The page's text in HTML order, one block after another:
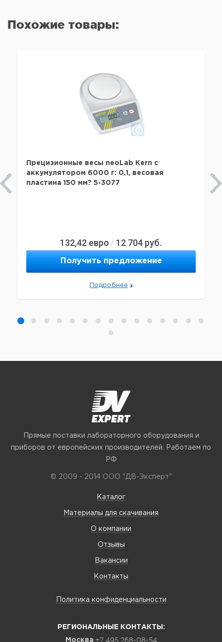
Похожие товары:
Прецизионные весы neoLab Kern с
аккумулятором 6000 г: 0,1, весовая
пластина 150 мм? 5-3077
132,42 евро / 12 704 руб.
Получить предложение
Подробнее
Прямые поставки лабораторного оборудования и
приборов от европейских производителей. Работаем по
РФ
© 2009 - 2014 ООО "ДВ-Эксперт"
Каталог
Материалы для скачивания
О компании
Отзывы
Вакансии
Контакты
Политика конфиденциальности
РЕГИОНАЛЬНЫЕ КОНТАКТЫ:
Москва +7 495 268-08-54